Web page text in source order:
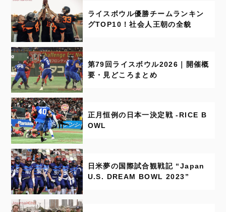
ライスボウル優勝チームランキン
グTOP10！社会人王朝の全貌
第79回ライスボウル2026｜開催概
要・見どころまとめ
正月恒例の日本一決定戦 -RICE B
OWL
日米夢の国際試合観戦記 “Japan
U.S. DREAM BOWL 2023”